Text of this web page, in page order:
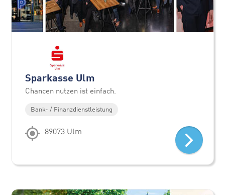
Sparkasse Ulm
Chancen nutzen ist einfach.
Bank- / Finanzdienstleistung
89073 Ulm